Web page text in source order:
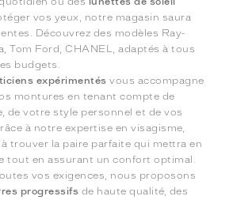
vos yeux, notre magasin saura
Découvrez des modèles Ray-
Tom Ford, CHANEL, adaptés à tous
budgets.
expérimentés vous accompagne
montures en tenant compte de
de votre style personnel et de vos
à notre expertise en visagisme,
trouver la paire parfaite qui mettra en
tout en assurant un confort optimal.
vos exigences, nous proposons
progressifs de haute qualité, des